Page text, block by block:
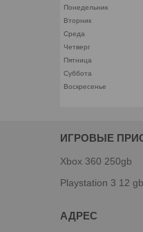
Понедельник
Вторник
Среда
Четверг
Пятница
Суббота
Воскресенье
ИГРОВЫЕ
Xbox 360 250gb
Playstation 3 12 gb